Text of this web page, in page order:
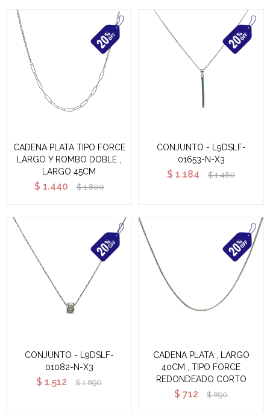
CADENA PLATA TIPO FORCE
LARGO Y ROMBO DOBLE ,
LARGO 45CM
$ 1.440 $ 1.800
CONJUNTO - L9DSLF-
01653-N-X3
$ 1.184 $ 1.480
CONJUNTO - L9DSLF-
01082-N-X3
$ 1.512 $ 1.890
CADENA PLATA , LARGO
40CM , TIPO FORCE
REDONDEADO CORTO
$ 712 $ 890